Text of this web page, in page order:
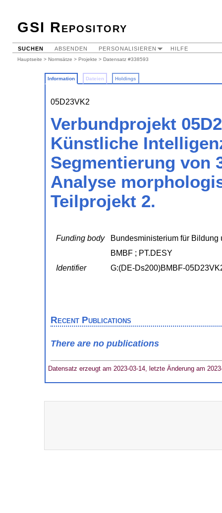
GSI Repository
SUCHEN ABSENDEN PERSONALISIEREN HILFE
Hauptseite > Normsätze > Projekte > Datensatz #338593
Information Dateien Holdings
05D23VK2
Verbundprojekt
Künstliche
Segmentierung von
Analyse
Teilprojekt 2.
Funding body
Bundesministerium für
BMBF ; PT.DESY
Identifier
G:(DE-Ds200)BMBF-
Recent Publications
There are no publications
Datensatz erzeugt am 2023-03-14, letzte Änderung am